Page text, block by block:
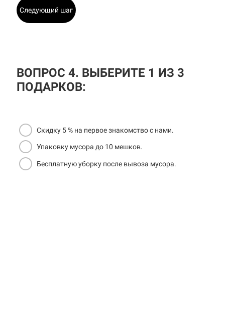
Следующий шаг
ВОПРОС 4. ВЫБЕРИТЕ 1 ИЗ 3
ПОДАРКОВ:
Скидку 5 % на первое знакомство с нами.
Упаковку мусора до 10 мешков.
Бесплатную уборку после вывоза мусора.